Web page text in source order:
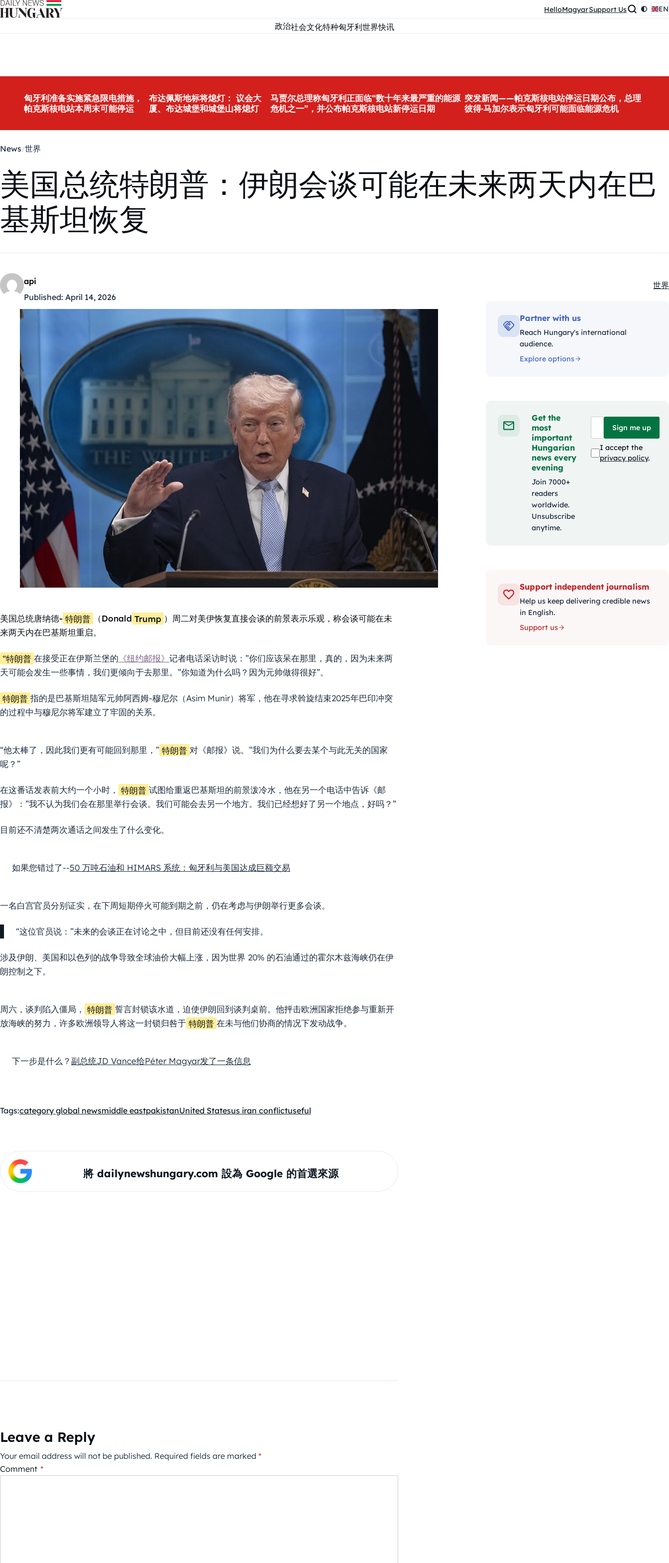
Skip to content HelloMagyarSupport Us EN
政治社会文化特种匈牙利世界快讯
匈牙利准备实施紧急限电措施，
帕克斯核电站本周末可能停运
布达佩斯地标将熄灯： 议会大
厦、布达城堡和城堡山将熄灯
马贾尔总理称匈牙利正面临“数十年来最严重的能源
危机之一”，并公布帕克斯核电站新停运日期
突发新闻——帕克斯核电站停运日期公布，总理
彼得·马加尔表示匈牙利可能面临能源危机
News 世界
美国总统特朗普：伊朗会谈可能在未来两天内在巴
基斯坦恢复
api
Published: April 14, 2026
世界
美国总统唐纳德- 特朗普 （Donald Trump ）周二对美伊恢复直接会谈的前景表示乐观，称会谈可能在未
来两天内在巴基斯坦重启。
“特朗普 在接受正在伊斯兰堡的 《纽约邮报》记者电话采访时说：”你们应该呆在那里，真的，因为未来两
天可能会发生一些事情，我们更倾向于去那里。”你知道为什么吗？因为元帅做得很好”。
特朗普 指的是巴基斯坦陆军元帅阿西姆-穆尼尔（Asim Munir）将军，他在寻求斡旋结束2025年巴印冲突
的过程中与穆尼尔将军建立了牢固的关系。
“他太棒了，因此我们更有可能回到那里，” 特朗普 对《邮报》说。”我们为什么要去某个与此无关的国家
呢？”
在这番话发表前大约一个小时， 特朗普 试图给重返巴基斯坦的前景泼冷水，他在另一个电话中告诉《邮
报》：”我不认为我们会在那里举行会谈。我们可能会去另一个地方。我们已经想好了另一个地点，好吗？”
目前还不清楚两次通话之间发生了什么变化。
如果您错过了--50 万吨石油和 HIMARS 系统：匈牙利与美国达成巨额交易
一名白宫官员分别证实，在下周短期停火可能到期之前，仍在考虑与伊朗举行更多会谈。
“这位官员说：”未来的会谈正在讨论之中，但目前还没有任何安排。
涉及伊朗、美国和以色列的战争导致全球油价大幅上涨，因为世界 20% 的石油通过的霍尔木兹海峡仍在伊
朗控制之下。
周六，谈判陷入僵局， 特朗普 誓言封锁该水道，迫使伊朗回到谈判桌前。他抨击欧洲国家拒绝参与重新开
放海峡的努力，许多欧洲领导人将这一封锁归咎于 特朗普 在未与他们协商的情况下发动战争。
下一步是什么？副总统JD Vance给Péter Magyar发了一条信息
Tags:category global newsmiddle eastpakistanUnited Statesus iran conflictuseful
將 dailynewshungary.com 設為 Google 的首選來源
Leave a Reply
Your email address will not be published. Required fields are marked *
Comment *
Partner with us
Reach Hungary's international
audience.
Explore options
Get the
most
important
Hungarian
news every
evening
Join 7000+
readers
worldwide.
Unsubscribe
anytime.
Sign me up
I accept the
privacy policy.
Support independent journalism
Help us keep delivering credible news
in English.
Support us